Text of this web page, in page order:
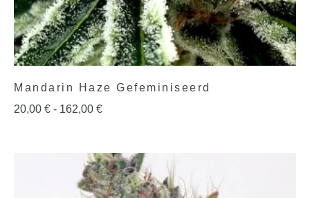
Mandarin Haze Gefeminiseerd
20,00 € - 162,00 €